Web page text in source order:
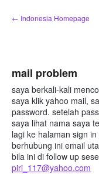
Skip
to
← Indonesia Homepage
mail problem
saya berkali-kali
saya klik yahoo mail,
password. setelah
saya lihat nama saya
lagi ke halaman sign
berhubung ini email
bila ini di follow up
piri_117@yahoo.com